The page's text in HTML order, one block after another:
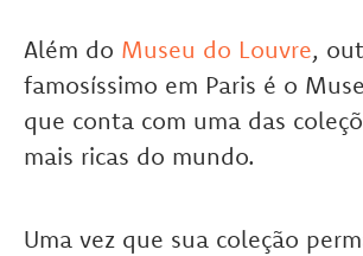
Além do Museu do Louvre,
famosíssimo em Paris é o
que conta com uma das
mais ricas do mundo.
Uma vez que sua coleção